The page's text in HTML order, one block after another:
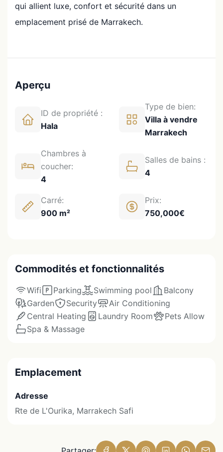
qui allient luxe, confort et sécurité dans un
emplacement prisé de Marrakech.
Aperçu
ID de propriété :
Hala
Type de bien:
Villa à vendre
Marrakech
Chambres à
coucher:
4
Salles de bains :
4
Carré:
900 m²
Prix:
750,000€
Commodités et fonctionnalités
Wifi Parking Swimming pool
Balcony
Garden
Security
Air Conditioning
Central Heating
Laundry Room
Pets Allow
Spa & Massage
Emplacement
Adresse
Rte de L'Ourika, Marrakech Safi